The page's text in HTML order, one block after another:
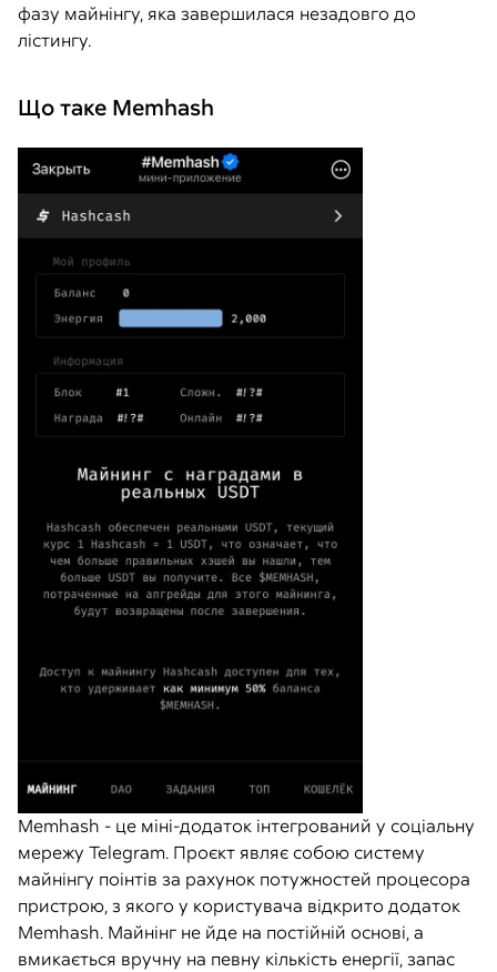
фазу майнінгу, яка завершилася незадовго до
лістингу.
Що таке Memhash
Memhash - це міні-додаток інтегрований у соціальну
мережу Telegram. Проєкт являє собою систему
майнінгу поінтів за рахунок потужностей процесора
пристрою, з якого у користувача відкрито додаток
Memhash. Майнінг не йде на постійній основі, а
вмикається вручну на певну кількість енергії, запас